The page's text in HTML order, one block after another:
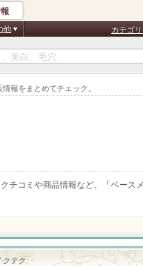
報をまとめてチェック。
他 カテゴ
チコミや商品情報など、「 ベース
クテク